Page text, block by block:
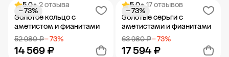
Добавить в корзину Добавить в корзину
5.0• 2 отзыва
Золотое кольцо с
аметистом и фианитами
52 980 ₽− 73%
14 569 ₽
− 73%
5.0• 17 отзывов
Золотые серьги с
аметистами и фианитами
63 980 ₽− 73%
17 594 ₽
− 73%